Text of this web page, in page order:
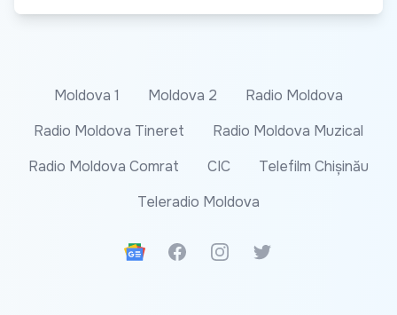
Moldova 1 Moldova 2
Radio Moldova
Radio Moldova Tineret
Radio Moldova Muzical
Radio Moldova Comrat
CIC
Telefilm Chișinău
Teleradio Moldova
Google News
FacebookInstagramTwitter